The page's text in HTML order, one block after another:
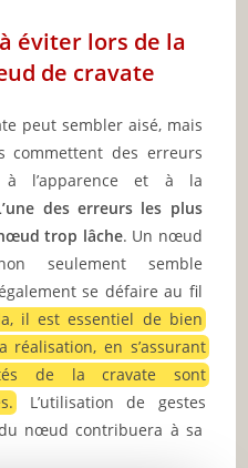
éviter lors de la
de cravate
peut sembler aisé, mais
commettent des erreurs
l’apparence et à la
des erreurs les plus
trop lâche. Un nœud
seulement semble
se défaire au fil
il est essentiel de bien
en s’assurant
de la cravate sont
L’utilisation de gestes
nœud contribuera à sa